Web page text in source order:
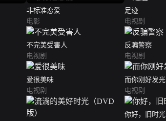
非标准恋爱
电影
足迹
电视剧
不完美受害人
电视剧
反骗警察
电视剧
爱很美味
电视剧
而你刚好发光
电视剧
你好，旧时光